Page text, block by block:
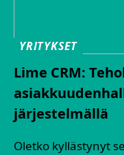
YRITYKSET
Lime CRM:
järjestelmällä
Oletko kyllästynyt